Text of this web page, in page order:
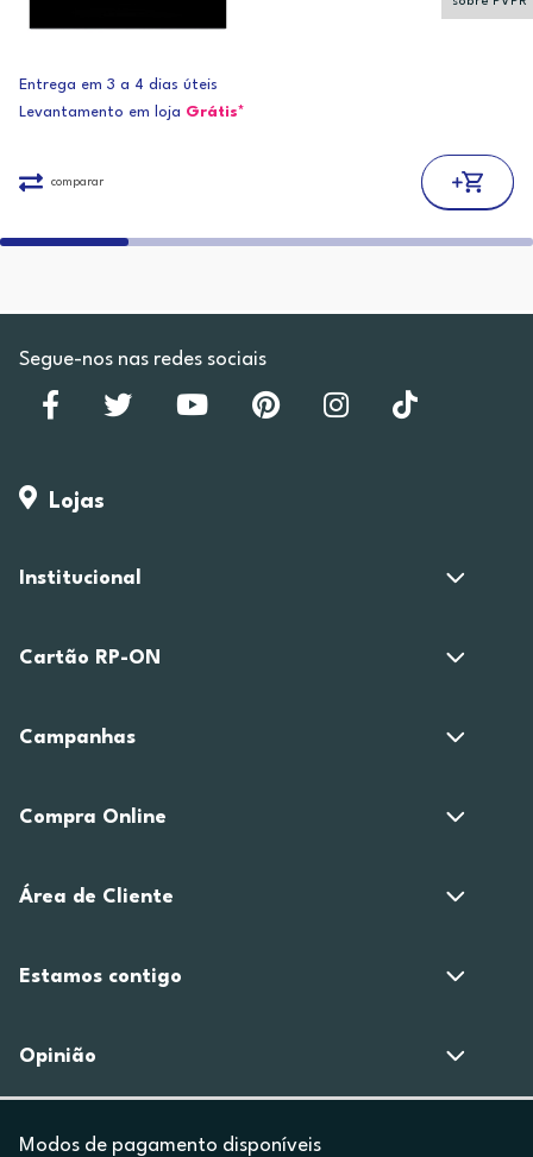
Entrega em 3 a 4 dias úteis
Levantamento em loja Grátis*
comparar
Segue-nos nas redes sociais
Lojas
Institucional
Cartão RP-ON
Campanhas
Compra Online
Área de Cliente
Estamos contigo
Opinião
Modos de pagamento disponíveis